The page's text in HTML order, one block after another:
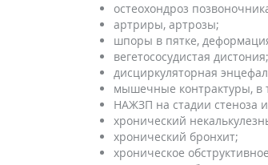
остеохондроз
артриры, артрозы;
шпоры в пятке,
вегетососудистая дистония;
дисциркуляторная
мышечные контрактуры, в
НАЖЗП на стадии стеноза и
хронический
хронический бронхит;
хроническое